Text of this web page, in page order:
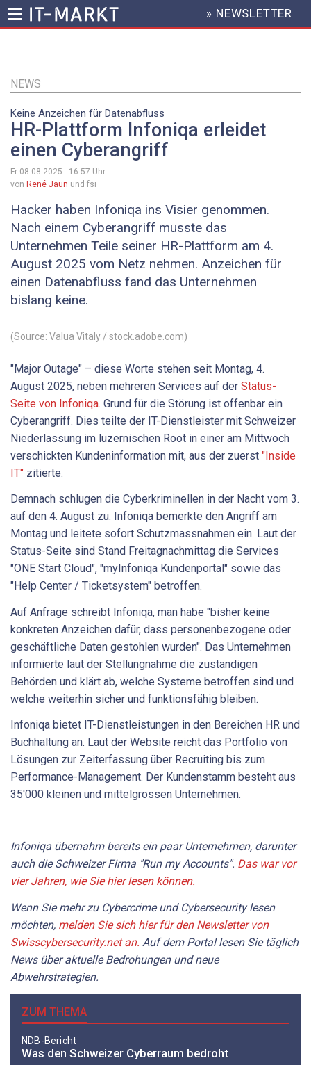
Inhalt
HEADER
MENU
» NEWSLETTER
NEWS
Keine Anzeichen für Datenabfluss
HR-Plattform Infoniqa erleidet
einen Cyberangriff
Fr 08.08.2025 - 16:57 Uhr
von René Jaun und fsi
Hacker haben Infoniqa ins Visier genommen.
Nach einem Cyberangriff musste das
Unternehmen Teile seiner HR-Plattform am 4.
August 2025 vom Netz nehmen. Anzeichen für
einen Datenabfluss fand das Unternehmen
bislang keine.
(Source: Valua Vitaly / stock.adobe.com)
"Major Outage" – diese Worte stehen seit Montag, 4.
August 2025, neben mehreren Services auf der Status-
Seite von Infoniqa. Grund für die Störung ist offenbar ein
Cyberangriff. Dies teilte der IT-Dienstleister mit Schweizer
Niederlassung im luzernischen Root in einer am Mittwoch
verschickten Kundeninformation mit, aus der zuerst "Inside
IT" zitierte.
Demnach schlugen die Cyberkriminellen in der Nacht vom 3.
auf den 4. August zu. Infoniqa bemerkte den Angriff am
Montag und leitete sofort Schutzmassnahmen ein. Laut der
Status-Seite sind Stand Freitagnachmittag die Services
"ONE Start Cloud", "myInfoniqa Kundenportal" sowie das
"Help Center / Ticketsystem" betroffen.
Auf Anfrage schreibt Infoniqa, man habe "bisher keine
konkreten Anzeichen dafür, dass personenbezogene oder
geschäftliche Daten gestohlen wurden". Das Unternehmen
informierte laut der Stellungnahme die zuständigen
Behörden und klärt ab, welche Systeme betroffen sind und
welche weiterhin sicher und funktionsfähig bleiben.
Infoniqa bietet IT-Dienstleistungen in den Bereichen HR und
Buchhaltung an. Laut der Website reicht das Portfolio von
Lösungen zur Zeiterfassung über Recruiting bis zum
Performance-Management. Der Kundenstamm besteht aus
35'000 kleinen und mittelgrossen Unternehmen.
Infoniqa übernahm bereits ein paar Unternehmen, darunter
auch die Schweizer Firma "Run myAccounts". Das war vor
vier Jahren, wie Sie hier lesen können.
Wenn Sie mehr zu Cybercrime und Cybersecurity lesen
möchten, melden Sie sich hier für den Newsletter von
Swisscybersecurity.net an. Auf dem Portallesen Sie täglich
News über aktuelle Bedrohungen und neue
Abwehrstrategien.
ZUM THEMA
NDB-Bericht
Was den Schweizer Cyberraum bedroht